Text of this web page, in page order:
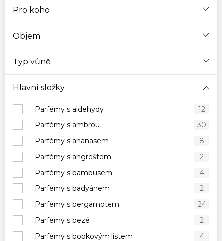
Pro koho
Objem
Typ vůně
Hlavní složky
Parfémy s aldehydy
12
Parfémy s ambrou
30
Parfémy s ananasem
8
Parfémy s angreštem
2
Parfémy s bambusem
4
Parfémy s badyánem
2
Parfémy s bergamotem
24
Parfémy s bezé
2
Parfémy s bobkovým listem
4